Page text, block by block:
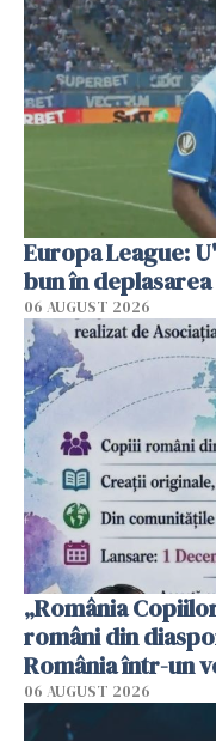
Europa League:
bun în
06 AUGUST 2026
„România
români din
România într-un
06 AUGUST 2026